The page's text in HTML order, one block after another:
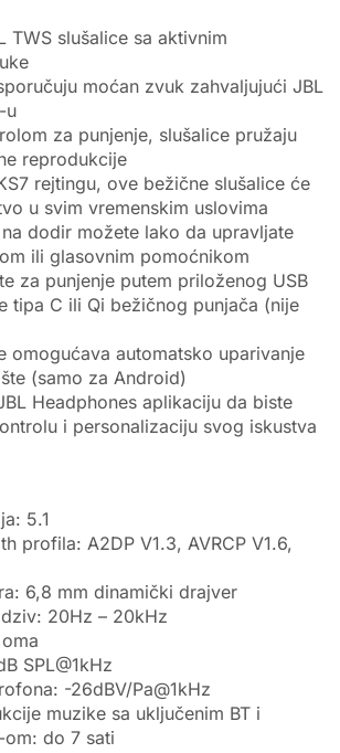
TWS slušalice sa aktivnim
moćan zvuk zahvaljujući JBL
u
za punjenje, slušalice pružaju
reprodukcije
rejtingu, ove bežične slušalice će
u svim vremenskim uslovima
dodir možete lako da upravljate
ili glasovnim pomoćnikom
za punjenje putem priloženog USB
tipa C ili Qi bežičnog punjača (nije
omogućava automatsko uparivanje
(samo za Android)
Headphones aplikaciju da biste
i personalizaciju svog iskustva
5.1
profila: A2DP V1.3, AVRCP V1.6,
6,8 mm dinamički drajver
20Hz – 20kHz
SPL@1kHz
-26dBV/Pa@1kHz
muzike sa uključenim BT i
om: do 7 sati